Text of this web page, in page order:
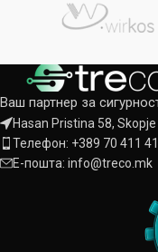
Ваш партнер за
Hasan Pristina 58,
Телефон: +389 70 411
Е-пошта: info@treco.mk